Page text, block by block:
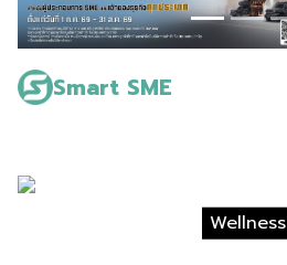
Smart SME
Wellness